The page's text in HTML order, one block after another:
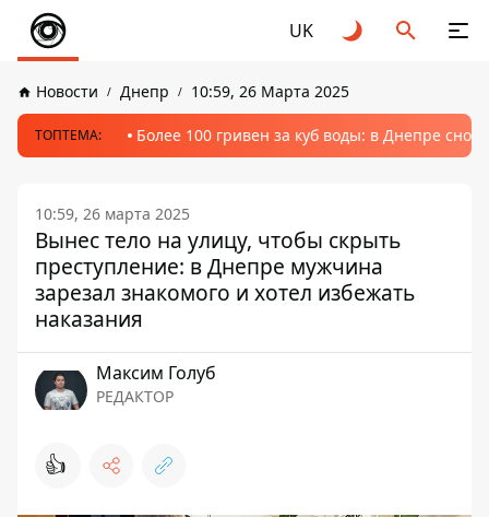
UK
Новости Днепр 10:59, 26 Марта 2025
ТОПТЕМА: Более 100 гривен за куб воды: в Днепре
10:59, 26 марта 2025
Вынес тело на улицу, чтобы скрыть
преступление: в Днепре мужчина
зарезал знакомого и хотел избежать
наказания
Максим Голуб
РЕДАКТОР
👍